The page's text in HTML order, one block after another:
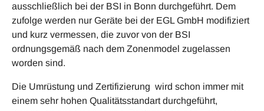
ausschließlich bei der BSI in Bonn durchgeführt. Dem
zufolge werden nur Geräte bei der EGL GmbH modifiziert
und kurz vermessen, die zuvor von der BSI
ordnungsgemäß nach dem Zonenmodel zugelassen
worden sind.
Die Umrüstung und Zertifizierung wird schon immer mit
einem sehr hohen Qualitätsstandart durchgeführt,